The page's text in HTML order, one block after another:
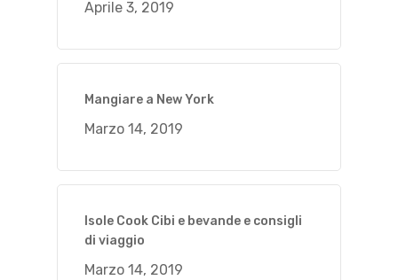
Aprile 3, 2019
Mangiare a New York
Marzo 14, 2019
Isole Cook Cibi e bevande e consigli
di viaggio
Marzo 14, 2019